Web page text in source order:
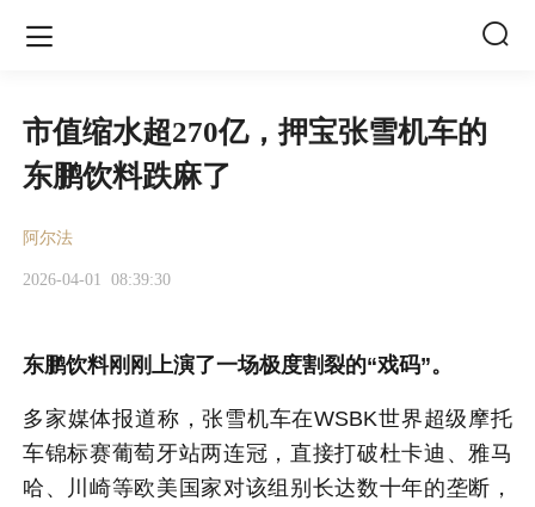
 
市值缩水超270亿，押宝张雪机车的
东鹏饮料跌麻了
阿尔法
2026-04-01 08:39:30
东鹏饮料刚刚上演了一场极度割裂的“戏码”。
多家媒体报道称，张雪机车在WSBK世界超级摩托
车锦标赛葡萄牙站两连冠，直接打破杜卡迪、雅马
哈、川崎等欧美国家对该组别长达数十年的垄断，